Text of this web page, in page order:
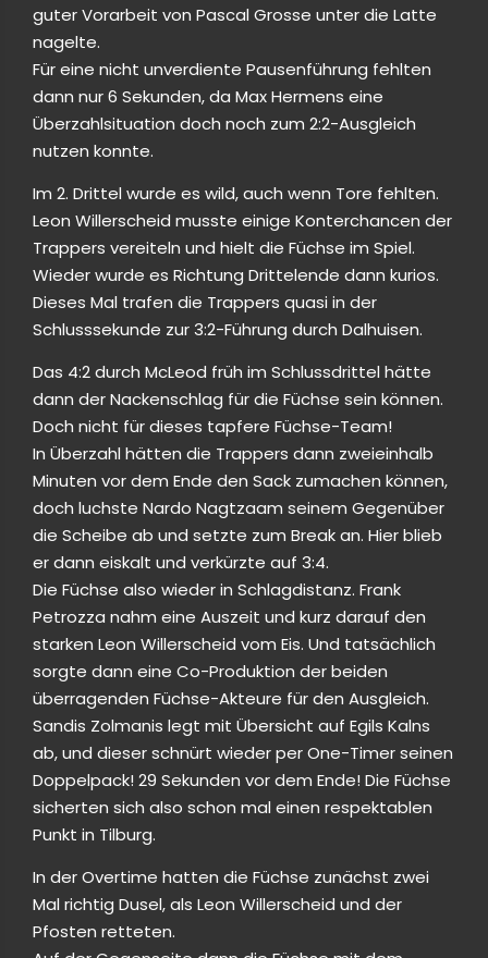
guter Vorarbeit von Pascal Grosse unter die Latte
nagelte.
Für eine nicht unverdiente Pausenführung fehlten
dann nur 6 Sekunden, da Max Hermens eine
Überzahlsituation doch noch zum 2:2-Ausgleich
nutzen konnte.
Im 2. Drittel wurde es wild, auch wenn Tore fehlten.
Leon Willerscheid musste einige Konterchancen der
Trappers vereiteln und hielt die Füchse im Spiel.
Wieder wurde es Richtung Drittelende dann kurios.
Dieses Mal trafen die Trappers quasi in der
Schlusssekunde zur 3:2-Führung durch Dalhuisen.
Das 4:2 durch McLeod früh im Schlussdrittel hätte
dann der Nackenschlag für die Füchse sein können.
Doch nicht für dieses tapfere Füchse-Team!
In Überzahl hätten die Trappers dann zweieinhalb
Minuten vor dem Ende den Sack zumachen können,
doch luchste Nardo Nagtzaam seinem Gegenüber
die Scheibe ab und setzte zum Break an. Hier blieb
er dann eiskalt und verkürzte auf 3:4.
Die Füchse also wieder in Schlagdistanz. Frank
Petrozza nahm eine Auszeit und kurz darauf den
starken Leon Willerscheid vom Eis. Und tatsächlich
sorgte dann eine Co-Produktion der beiden
überragenden Füchse-Akteure für den Ausgleich.
Sandis Zolmanis legt mit Übersicht auf Egils Kalns
ab, und dieser schnürt wieder per One-Timer seinen
Doppelpack! 29 Sekunden vor dem Ende! Die Füchse
sicherten sich also schon mal einen respektablen
Punkt in Tilburg.
In der Overtime hatten die Füchse zunächst zwei
Mal richtig Dusel, als Leon Willerscheid und der
Pfosten retteten.